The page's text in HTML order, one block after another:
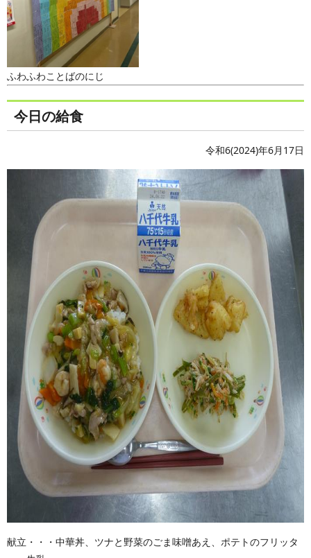
ふわふわことばのにじ
今日の給食
令和6(2024)年6月17日
献立・・・中華丼、ツナと野菜のごま味噌あえ、ポテトのフリッタ